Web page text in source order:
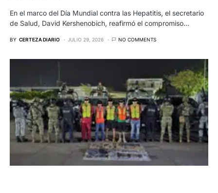
En el marco del Día Mundial contra las Hepatitis, el secretario
de Salud, David Kershenobich, reafirmó el compromiso…
BY CERTEZA DIARIO JULIO 29, 2026 NO COMMENTS